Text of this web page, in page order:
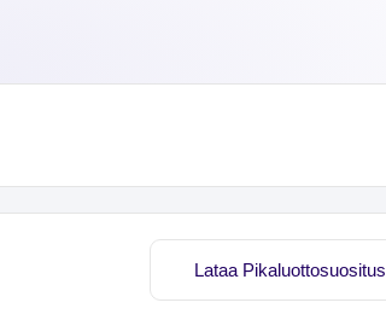
Lataa Pikaluottosuositus